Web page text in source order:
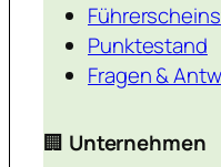
Punktestand
Fragen &
🏢 Unternehmen